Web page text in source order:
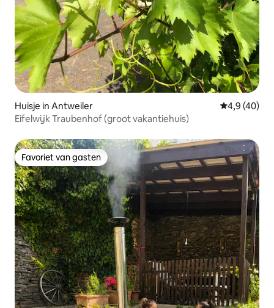
Huisje in Antweiler
4,9 (40)
Eifelwijk Traubenhof (groot vakantiehuis)
Favoriet van gasten
Favoriet van gasten